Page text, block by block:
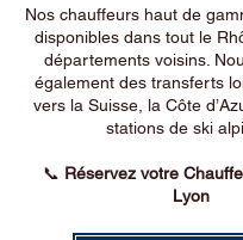
Nos chauffeurs haut de
disponibles dans tout le
départements voisins.
également des transferts
vers la Suisse, la Côte
stations de ski
📞 Réservez votre
Lyon